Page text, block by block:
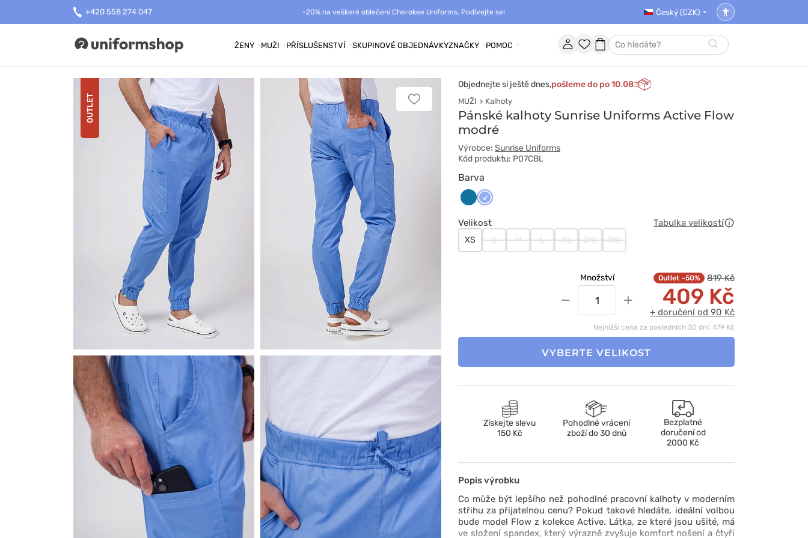
+420 558 274 047 -20% na veškeré oblečení Cherokee Uniforms. Podívejte se! Český (CZK)
Nastavení
přístupnosti
Uniformshop
ŽENY MUŽI PŘÍSLUŠENSTVÍ SKUPINOVÉ OBJEDNÁVKYZNAČKY POMOC ÚčetOblíbené
Nákupní
Hledat
Přidat
k
OUTLET
Objednejte si ještě dnes,pošleme do po 10.08
MUŽI Kalhoty
Pánské kalhoty Sunrise Uniforms Active Flow
modré
Výrobce: Sunrise Uniforms
Kód produktu: P07CBL
Barva
Karaibski
Klasyczny
Velikost Tabulka velikostí
XS S M L XL 2XL 3XL
Množství
− +
-50% 819 Kč
409 Kč
+ doručení od 90 Kč
Nejnižší cena za posledních 30 dní: 479 Kč
VYBERTE VELIKOST
Získejte slevu
150 Kč
Pohodlné vrácení
zboží do 30 dnů
Bezplatné
doručení od
2000 Kč
Popis výrobku
Co může být lepšího než pohodlné pracovní kalhoty v moderním
střihu za přijatelnou cenu? Pokud takové hledáte, ideální volbou
bude model Flow z kolekce Active. Látka, ze které jsou ušité, má
ve složení spandex, který výrazně zvyšuje komfort nošení a čtyři